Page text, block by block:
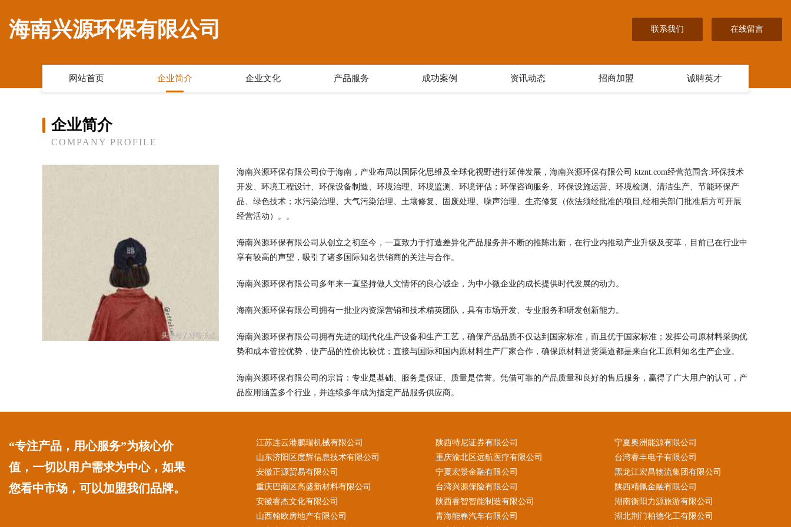
海南兴源环保有限公司 联系我们 在线留言
网站首页 企业简介 企业文化 产品服务 成功案例 资讯动态 招商加盟 诚聘英才
企业简介
COMPANY PROFILE
海南兴源环保有限公司位于海南，产业布局以国际化思维及全球化视野进行延伸发展，海南兴源环保有限公司 ktznt.com经营范围含:环保技术
开发、环境工程设计、环保设备制造、环境治理、环境监测、环境评估；环保咨询服务、环保设施运营、环境检测、清洁生产、节能环保产
品、绿色技术；水污染治理、大气污染治理、土壤修复、固废处理、噪声治理、生态修复（依法须经批准的项目,经相关部门批准后方可开展
经营活动）。。
海南兴源环保有限公司从创立之初至今，一直致力于打造差异化产品服务并不断的推陈出新，在行业内推动产业升级及变革，目前已在行业中
享有较高的声望，吸引了诸多国际知名供销商的关注与合作。
海南兴源环保有限公司多年来一直坚持做人文情怀的良心诚企，为中小微企业的成长提供时代发展的动力。
海南兴源环保有限公司拥有一批业内资深营销和技术精英团队，具有市场开发、专业服务和研发创新能力。
海南兴源环保有限公司拥有先进的现代化生产设备和生产工艺，确保产品品质不仅达到国家标准，而且优于国家标准；发挥公司原材料采购优
势和成本管控优势，使产品的性价比较优；直接与国际和国内原材料生产厂家合作，确保原材料进货渠道都是来自化工原料知名生产企业。
海南兴源环保有限公司的宗旨：专业是基础、服务是保证、质量是信誉。凭借可靠的产品质量和良好的售后服务，赢得了广大用户的认可，产
品应用涵盖多个行业，并连续多年成为指定产品服务供应商。
“专注产品，用心服务”为核心价
值，一切以用户需求为中心，如果
您看中市场，可以加盟我们品牌。
江苏连云港鹏瑞机械有限公司 陕西特尼证券有限公司
宁夏奥洲能源有限公司
山东济阳区度辉信息技术有限公司
重庆渝北区远航医疗有限公司
台湾睿丰电子有限公司
安徽正源贸易有限公司
宁夏宏景金融有限公司
黑龙江宏昌物流集团有限公司
重庆巴南区高盛新材料有限公司
台湾兴源保险有限公司
陕西精佩金融有限公司
安徽睿杰文化有限公司
陕西睿智智能制造有限公司
湖南衡阳力源旅游有限公司
山西翰欧房地产有限公司
青海能春汽车有限公司
湖北荆门柏德化工有限公司